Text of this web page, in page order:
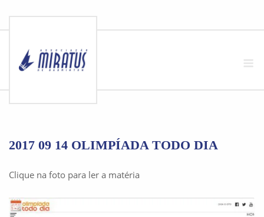
content
2017 09 14 OLIMPÍADA TODO DIA
Clique na foto para ler a matéria